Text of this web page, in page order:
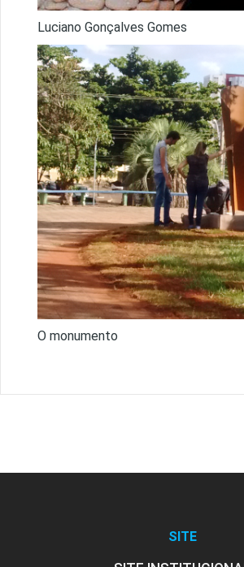
Luciano Gonçalves Gomes
O monumento
SITE